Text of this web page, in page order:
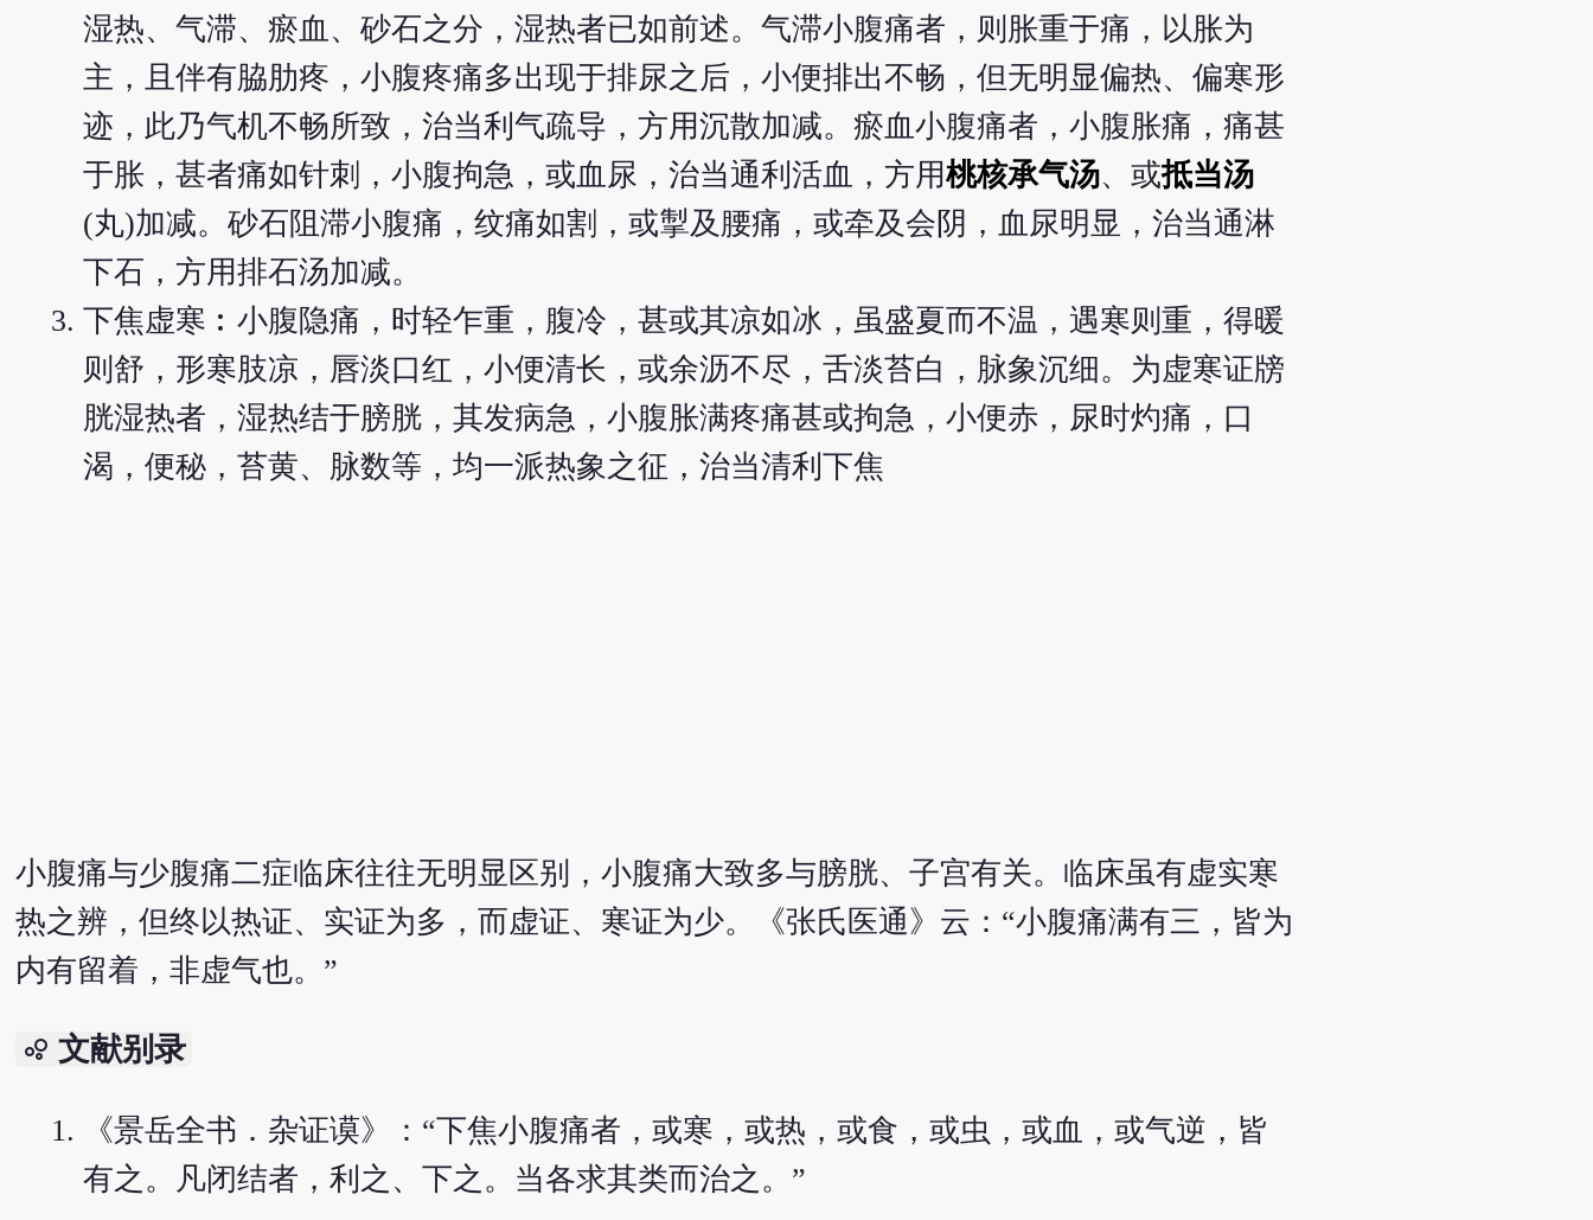
湿热、气滞、瘀血、砂石之分，湿热者已如前述。气滞小腹痛者，则胀重于痛，以胀为
主，且伴有脇肋疼，小腹疼痛多出现于排尿之后，小便排出不畅，但无明显偏热、偏寒形
迹，此乃气机不畅所致，治当利气疏导，方用沉散加减。瘀血小腹痛者，小腹胀痛，痛甚
于胀，甚者痛如针刺，小腹拘急，或血尿，治当通利活血，方用桃核承气汤、或抵当汤
(丸)加减。砂石阻滞小腹痛，纹痛如割，或掣及腰痛，或牵及会阴，血尿明显，治当通淋
下石，方用排石汤加减。
下焦虚寒︰小腹隐痛，时轻乍重，腹冷，甚或其凉如冰，虽盛夏而不温，遇寒则重，得暖
则舒，形寒肢凉，唇淡口红，小便清长，或余沥不尽，舌淡苔白，脉象沉细。为虚寒证牓
胱湿热者，湿热结于膀胱，其发病急，小腹胀满疼痛甚或拘急，小便赤，尿时灼痛，口
渴，便秘，苔黄、脉数等，均一派热象之征，治当清利下焦
小腹痛与少腹痛二症临床往往无明显区别，小腹痛大致多与膀胱、子宫有关。临床虽有虚实寒
热之辨，但终以热证、实证为多，而虚证、寒证为少。《张氏医通》云：“小腹痛满有三，皆为
内有留着，非虚气也。”
bubble_chart 文献别录
《景岳全书．杂证谟》：“下焦小腹痛者，或寒，或热，或食，或虫，或血，或气逆，皆
有之。凡闭结者，利之、下之。当各求其类而治之。”